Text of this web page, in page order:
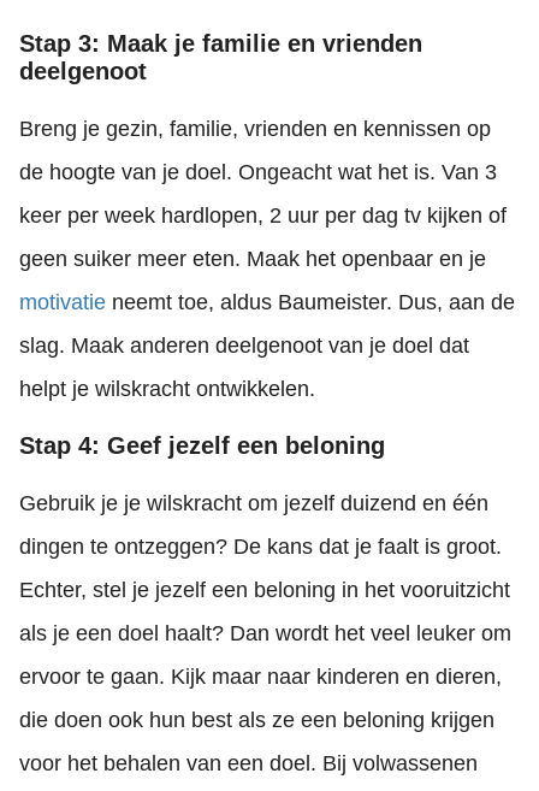
Stap 3: Maak je familie en vrienden
deelgenoot
Breng je gezin, familie, vrienden en kennissen op
de hoogte van je doel. Ongeacht wat het is. Van 3
keer per week hardlopen, 2 uur per dag tv kijken of
geen suiker meer eten. Maak het openbaar en je
motivatie neemt toe, aldus Baumeister. Dus, aan de
slag. Maak anderen deelgenoot van je doel dat
helpt je wilskracht ontwikkelen.
Stap 4: Geef jezelf een beloning
Gebruik je je wilskracht om jezelf duizend en één
dingen te ontzeggen? De kans dat je faalt is groot.
Echter, stel je jezelf een beloning in het vooruitzicht
als je een doel haalt? Dan wordt het veel leuker om
ervoor te gaan. Kijk maar naar kinderen en dieren,
die doen ook hun best als ze een beloning krijgen
voor het behalen van een doel. Bij volwassenen